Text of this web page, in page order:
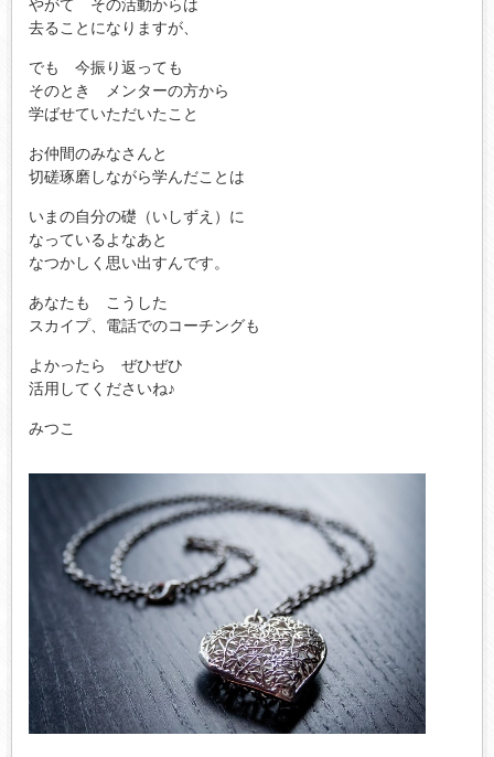
やがて その活動からは
去ることになりますが、
でも 今振り返っても
そのとき メンターの方から
学ばせていただいたこと
お仲間のみなさんと
切磋琢磨しながら学んだことは
いまの自分の礎（いしずえ）に
なっているよなあと
なつかしく思い出すんです。
あなたも こうした
スカイプ、電話でのコーチングも
よかったら ぜひぜひ
活用してくださいね♪
みつこ